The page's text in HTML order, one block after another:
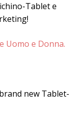
Tablet e
Uomo e Donna.
new Tablet-